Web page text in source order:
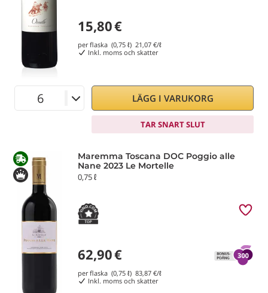
15,80€
per flaska (0,75 ℓ) 21,07 €/ℓ
Inkl. moms och skatter
LÄGG I VARUKORG
TAR SNART SLUT
Maremma Toscana DOC Poggio alle
Nane 2023 Le Mortelle
0,75 ℓ
62,90€
per flaska (0,75 ℓ) 83,87 €/ℓ
Inkl. moms och skatter